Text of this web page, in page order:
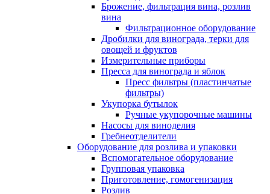
Брожение, фильтрация вина, розлив
вина
Фильтрационное оборудование
Дробилки для винограда, терки для
овощей и фруктов
Измерительные приборы
Пресса для винограда и яблок
Пресс фильтры (пластинчатые
фильтры)
Укупорка бутылок
Ручные укупорочные машины
Насосы для виноделия
Гребнеотделители
Оборудование для розлива и упаковки
Вспомогательное оборудование
Групповая упаковка
Приготовление, гомогенизация
Розлив